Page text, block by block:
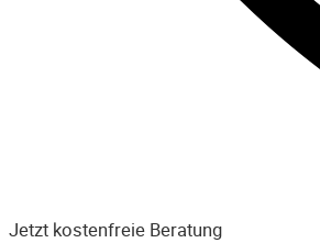
Jetzt kostenfreie Beratung